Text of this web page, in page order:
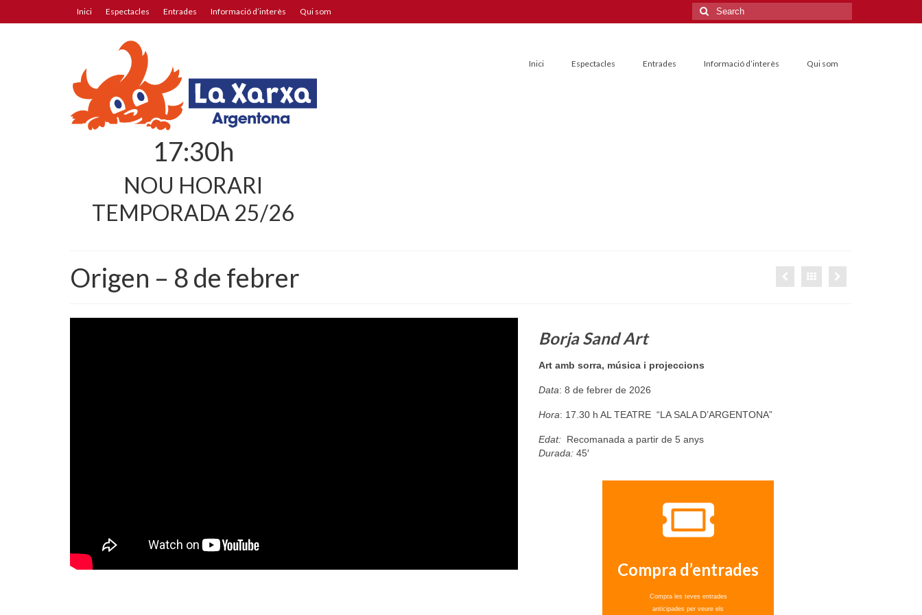
Inici Espectacles Entrades Informació d’interès Qui som
Search
for:
17:30h
NOU HORARI
TEMPORADA 25/26
Inici Espectacles Entrades Informació d’interès Qui som
Origen – 8 de febrer
Borja Sand Art
Art amb sorra, música i projeccions
Data: 8 de febrer de 2026
Hora: 17.30 h AL TEATRE “LA SALA D’ARGENTONA”
Edat:Recomanada a partir de 5 anys
Durada:45′
Compra d’entrades
Compra les teves entrades
anticipades per veure els